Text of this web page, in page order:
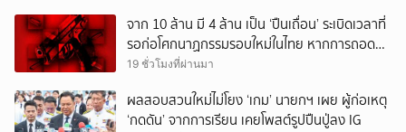
จาก 10 ล้าน มี 4 ล้าน เป็น ‘ปืนเถื่อน’ ระเบิดเวลาที่
รอก่อโศกนาฏกรรมรอบใหม่ในไทย หากการถอดบท
เรียนของรัฐเป็นเพียง ‘ลมปาก’
19 ชั่วโมงที่ผ่านมา
ผลสอบสวนใหม่ไม่โยง ‘เกม’ นายกฯ เผย ผู้ก่อเหตุ
‘กดดัน’ จากการเรียน เคยโพสต์รูปปืนปู่ลง IG